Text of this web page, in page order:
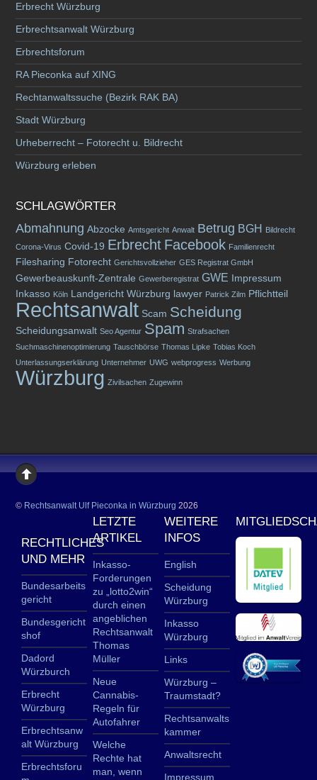
Erbrecht Würzburg
Erbrechtsanwalt Würzburg
Erbrechtsforum
RA Pieconka auf XING
Rechtanwaltssuche (Bezirk RAK BA)
Stadt Würzburg
Urheberrecht – Fotorecht u. Bildrecht
Würzburg erleben
SCHLAGWÖRTER
Abmahnung Abzocke Amtsgericht Anwalt Betrug BGH
Bildrecht
Corona-Virus Covid-19 Erbrecht Facebook Familienrecht
Filesharing Fotorecht Gerichtsvollzieher GES Registrat GmbH
Gewerbeauskunft-Zentrale Gewerberegistrat GWE
Impressum
Inkasso Köln Landgericht Würzburg lawyer Patrick Zilm Pflichtteil
Rechtsanwalt Scam Scheidung
Scheidungsanwalt Seo Agentur Spam Strafsachen
Suchmaschinenoptimierung Tauschbörse Thomas Lipke Tobias Koch
Unterlassungserklärung Unternehmer UWG webprogress Werbung
Würzburg Zivilsachen Zugewinn
© Rechtsanwalt Ulf Pieconka in Würzburg 2026
RECHTLICHES
UND MEHR
Bundesarbeits
gericht
Bundesgericht
shof
Dadord
Würzburch
Erbrecht
Würzburg
Erbrechtsanw
alt Würzburg
Erbrechtsforu
LETZTE
ARTIKEL
Inkasso-
Forderungen
zu „lotto2win“
durch einen
angeblichen
Rechtsanwalt
Thomas
Müller
Neue
Cannabis-
Regeln für
Autofahrer
Welche
Rechte hat
man, wenn
WEITERE
INFOS
English
Scheidung
Würzburg
Inkasso
Würzburg
Links
Würzburg –
Traumstadt?
Rechtsanwalts
kammer
Anwaltsrecht
Impressum